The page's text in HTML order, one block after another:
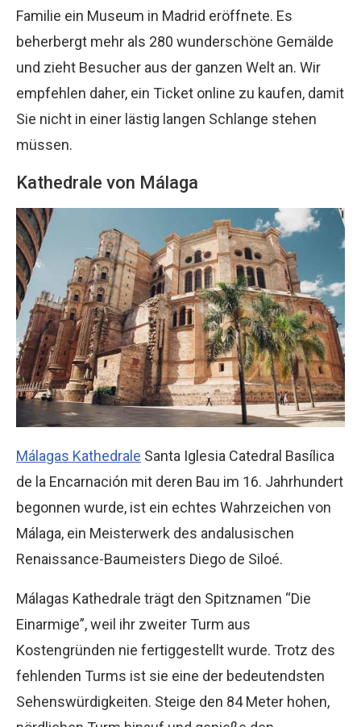
Familie ein Museum in Madrid eröffnete. Es
beherbergt mehr als 280 wunderschöne Gemälde
und zieht Besucher aus der ganzen Welt an. Wir
empfehlen daher, ein Ticket online zu kaufen, damit
Sie nicht in einer lästig langen Schlange stehen
müssen.
Kathedrale von Málaga
Málagas Kathedrale Santa Iglesia Catedral Basílica
de la Encarnación mit deren Bau im 16. Jahrhundert
begonnen wurde, ist ein echtes Wahrzeichen von
Málaga, ein Meisterwerk des andalusischen
Renaissance-Baumeisters Diego de Siloé.
Málagas Kathedrale trägt den Spitznamen “Die
Einarmige”, weil ihr zweiter Turm aus
Kostengründen nie fertiggestellt wurde. Trotz des
fehlenden Turms ist sie eine der bedeutendsten
Sehenswürdigkeiten. Steige den 84 Meter hohen,